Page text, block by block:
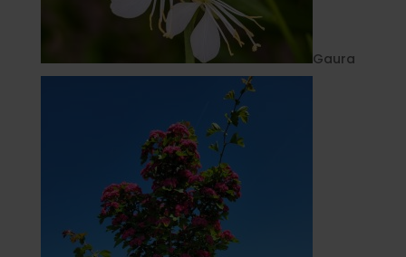
Gaura